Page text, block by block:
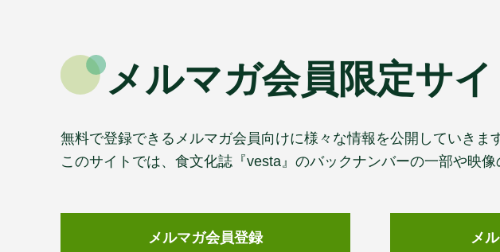
メルマガ会員限定サイ
無料で登録できるメルマガ会員向けに様々な情報を公開していきます
このサイトでは、食文化誌『vesta』のバックナンバーの一部や映像
メルマガ会員登録 メ